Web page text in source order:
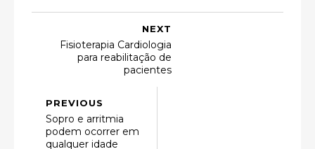
NEXT
Fisioterapia Cardiologia
para reabilitação de
pacientes
PREVIOUS
Sopro e arritmia
podem ocorrer em
qualquer idade